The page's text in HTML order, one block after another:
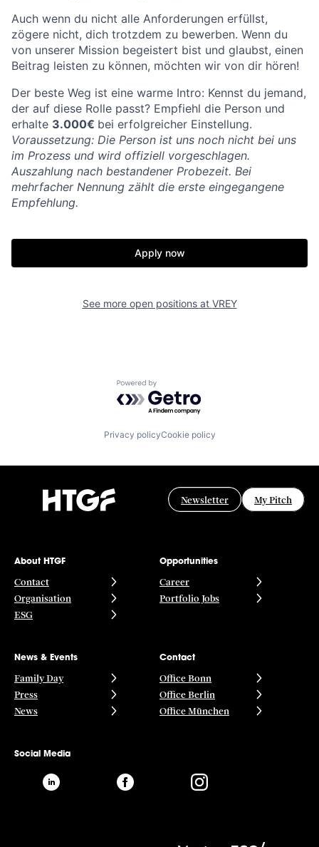
Auch wenn du nicht alle Anforderungen erfüllst,
zögere nicht, dich trotzdem zu bewerben. Wenn du
von unserer Mission begeistert bist und glaubst, einen
Beitrag leisten zu können, möchten wir von dir hören!
Der beste Weg ist eine warme Intro: Kennst du jemand,
der auf diese Rolle passt? Empfiehl die Person und
erhalte 3.000€ bei erfolgreicher Einstellung.
Voraussetzung: Die Person ist uns noch nicht bei uns
im Prozess und wird offiziell vorgeschlagen.
Auszahlung nach bestandener Probezeit. Bei
mehrfacher Nennung zählt die erste eingegangene
Empfehlung.
Apply now
See more open positions at VREY
Powered by Getro.com
Privacy policyCookie policy
Newsletter My Pitch
About HTGF
Contact
Organisation
ESG
Opportunities
Career
Portfolio Jobs
News & Events
Family Day
Press
News
Contact
Office Bonn
Office Berlin
Office München
Social Media